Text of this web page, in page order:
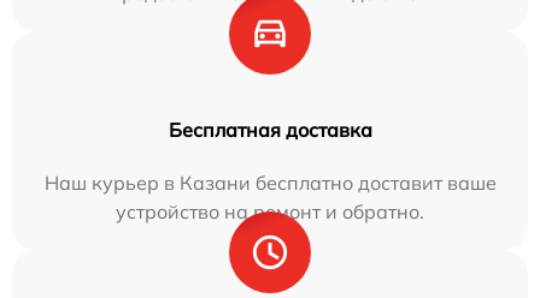
Бесплатная доставка
Наш курьер в Казани бесплатно доставит ваше
устройство на ремонт и обратно.